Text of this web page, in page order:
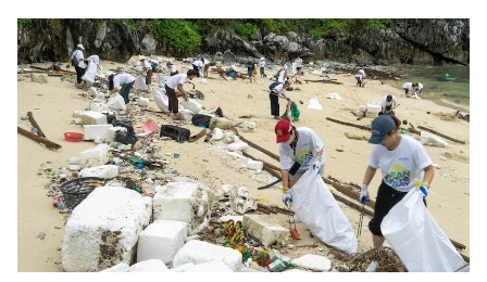
Media Pháp luật
Media Du lịch
Media Thế giới
Media Thể thao
Media Giáo dục
Media Y tế